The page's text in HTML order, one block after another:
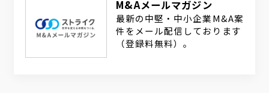
M&Aメールマガジン
最新の中堅・中小企業M&A案
件をメール配信しております
（登録料無料）。